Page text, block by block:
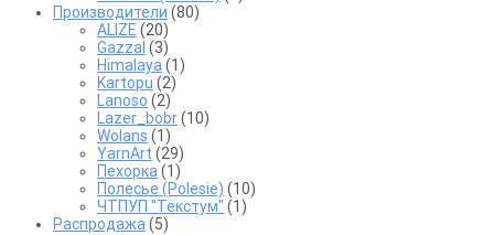
Производители (80)
ALIZE (20)
Gazzal (3)
Himalaya (1)
Kartopu (2)
Lanoso (2)
Lazer_bobr(10)
Wolans (1)
YarnArt (29)
Пехорка (1)
Полесье (Polesie) (10)
ЧТПУП "Текстум" (1)
Распродажа (5)